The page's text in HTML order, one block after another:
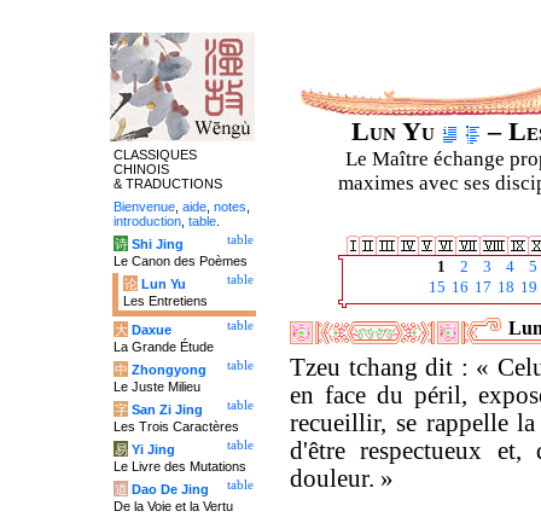
Lun Yu –
Le Maître échange
maximes avec ses
1 2 3 4
5
15 16 17 18 19
Tzeu tchang dit : «
en face du péril,
recueillir, se rappelle
d'être respectueux
douleur. »
CLASSIQUES
CHINOIS
& TRADUCTIONS
Bienvenue aide notes
introduction table
table
诗 Shi Jing
Le Canon des Poèmes
table
论 Lun Yu
Les Entretiens
table
大 Daxue
La Grande Étude
table
中 Zhongyong
Le Juste Milieu
table
字 San Zi Jing
Les Trois Caractères
table
易 Yi Jing
Le Livre des Mutations
table
道 Dao De Jing
De la Voie et la Vertu